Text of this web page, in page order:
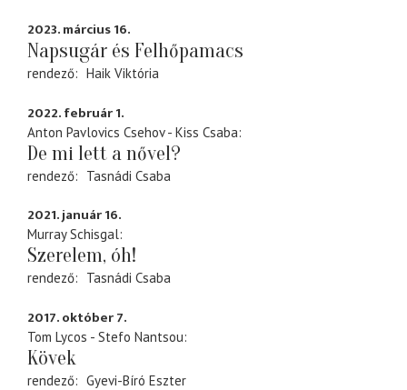
2023. március 16.
Napsugár és Felhőpamacs
rendező Haik Viktória
2022. február 1.
Anton Pavlovics Csehov - Kiss Csaba
De mi lett a nővel?
rendező Tasnádi Csaba
2021. január 16.
Murray Schisgal
Szerelem, óh!
rendező Tasnádi Csaba
2017. október 7.
Tom Lycos - Stefo Nantsou
Kövek
rendező Gyevi-Bíró Eszter